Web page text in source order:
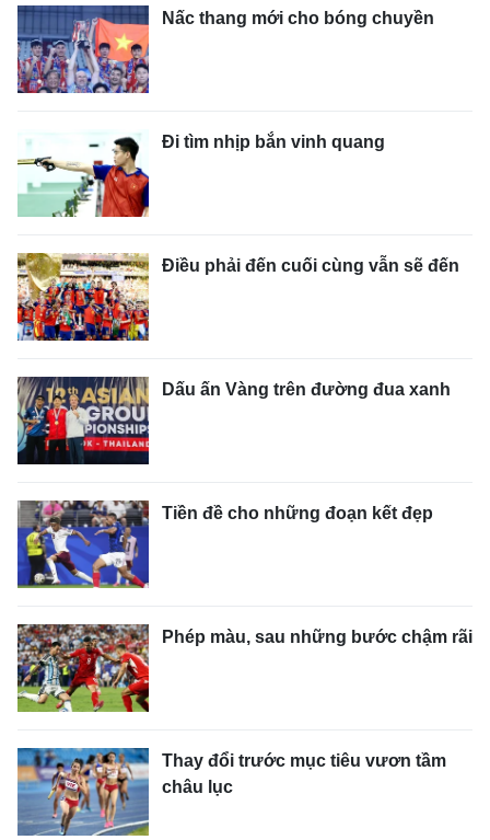
Nấc thang mới cho bóng chuyền
Đi tìm nhịp bắn vinh quang
Điều phải đến cuối cùng vẫn sẽ đến
Dấu ấn Vàng trên đường đua xanh
Tiền đề cho những đoạn kết đẹp
Phép màu, sau những bước chậm rãi
Thay đổi trước mục tiêu vươn tầm
châu lục